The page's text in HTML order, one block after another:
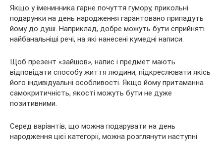
Якщо у іменинника гарне почуття гумору, прикольні
подарунки на день народження гарантовано припадуть
йому до душі. Наприклад, добре можуть бути сприйняті
найбанальніші речі, на які нанесені кумедні написи.
Щоб презент «зайшов», напис і предмет мають
відповідати способу життя людини, підкреслювати якісь
його індивідуальні особливості. Якщо йому притаманна
самокритичність, якості можуть бути не дуже
позитивними.
Серед варіантів, що можна подарувати на день
народження цієї категорії, можна розглянути наступні